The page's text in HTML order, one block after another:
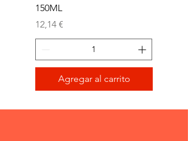
150ML
Precio
12,14 €
Agregar al carrito